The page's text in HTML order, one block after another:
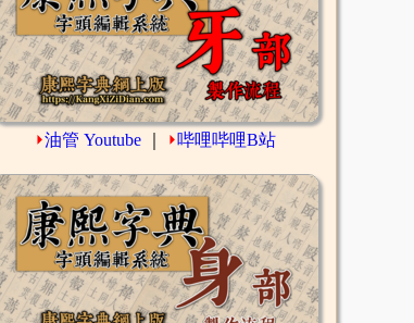
⏵油管 Youtube ⏵哔哩哔哩B站